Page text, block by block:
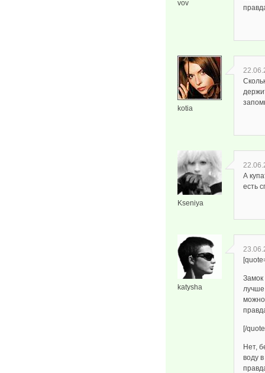
vov
kotia
Kseniya
А
есть
katysha
Замок
можно
[/
Нет,
воду